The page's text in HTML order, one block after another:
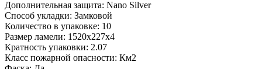
Дополнительная защита: Nano Silver
Способ укладки: Замковой
Количество в упаковке: 10
Размер ламели: 1520х227х4
Кратность упаковки: 2.07
Класс пожарной опасности: Км2